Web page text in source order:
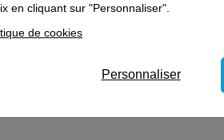
en électricité
en cliquant sur "Personnaliser".
de cookies
Personnaliser